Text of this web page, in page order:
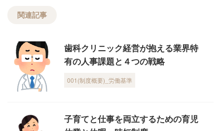
関連記事
歯科クリニック経営が抱える業界特
有の人事課題と４つの戦略
001(制度概要)_労働基準
子育てと仕事を両立するための育児